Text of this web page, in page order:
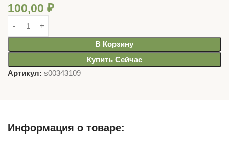
100,00 ₽
В Корзину
Купить Сейчас
Артикул: s00343109
Информация о товаре: